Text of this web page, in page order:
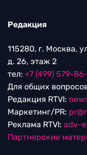
Редакция
115280, г. Москва,
д. 26, этаж 2
тел: +7 (499) 579-
Для общих
Редакция RTVI:
Маркетинг/PR:
Реклама RTVI: adv-
Партнерские